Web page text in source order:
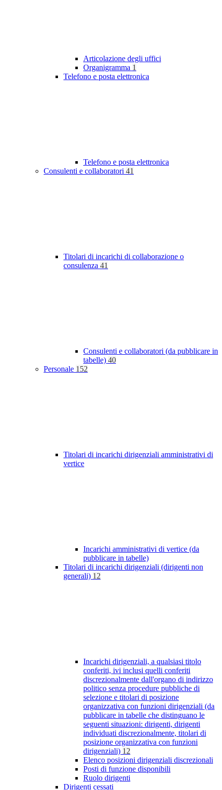
Articolazione degli uffici
Organigramma 1
Telefono e posta elettronica
Telefono e posta elettronica
Consulenti e collaboratori 41
Titolari di incarichi di collaborazione o
consulenza 41
Consulenti e collaboratori (da pubblicare in
tabelle) 40
Personale 152
Titolari di incarichi dirigenziali amministrativi di
vertice
Incarichi amministrativi di vertice (da
pubblicare in tabelle)
Titolari di incarichi dirigenziali (dirigenti non
generali) 12
Incarichi dirigenziali, a qualsiasi titolo
conferiti, ivi inclusi quelli conferiti
discrezionalmente dall'organo di indirizzo
politico senza procedure pubbliche di
selezione e titolari di posizione
organizzativa con funzioni dirigenziali (da
pubblicare in tabelle che distinguano le
seguenti situazioni: dirigenti, dirigenti
individuati discrezionalmente, titolari di
posizione organizzativa con funzioni
dirigenziali) 12
Elenco posizioni dirigenziali discrezionali
Posti di funzione disponibili
Ruolo dirigenti
Dirigenti cessati